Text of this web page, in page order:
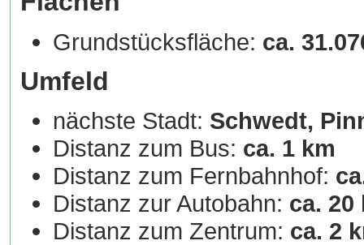
Grundstücksfläche: ca.
Umfeld
nächste Stadt: Schwedt,
Distanz zum Bus: ca. 1 km
Distanz zum Fernbahnhof:
Distanz zur Autobahn: ca. 20
Distanz zum Zentrum: ca. 2